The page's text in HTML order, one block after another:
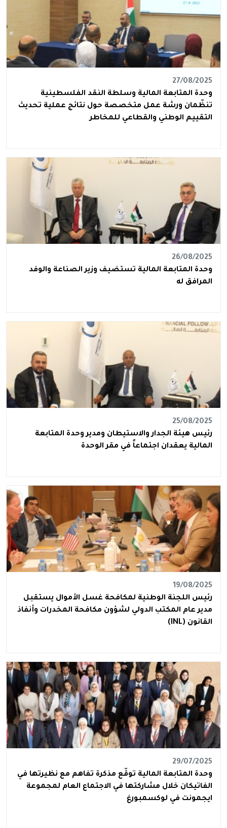
27/08/2025
وحدة المتابعة المالية وسلطة النقد الفلسطينية
تنظّمان ورشة عمل متخصصة حول نتائج عملية تحديث
التقييم الوطني والقطاعي للمخاطر
26/08/2025
وحدة المتابعة المالية تستضيف وزير الصناعة والوفد
المرافق له
25/08/2025
رئيس هيئة الجدار والاستيطان ومدير وحدة المتابعة
المالية يعقدان اجتماعاً في مقر الوحدة
19/08/2025
رئيس اللجنة الوطنية لمكافحة غسل الأموال يستقبل
مدير عام المكتب الدولي لشؤون مكافحة المخدرات وأنفاذ
القانون (INL)
29/07/2025
وحدة المتابعة المالية توقّع مذكرة تفاهم مع نظيرتها في
الفاتيكان خلال مشاركتها في الاجتماع العام لمجموعة
ايجمونت في لوكسمبورغ